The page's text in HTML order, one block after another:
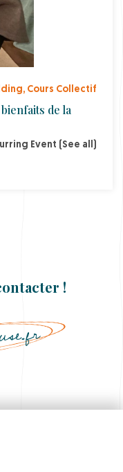
, Cours Collectif
de la
Event (See all)
!